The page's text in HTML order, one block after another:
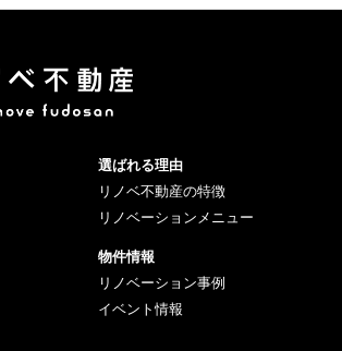
選ばれる理由
リノベ不動産の特徴
リノベーションメニュー
物件情報
リノベーション事例
イベント情報